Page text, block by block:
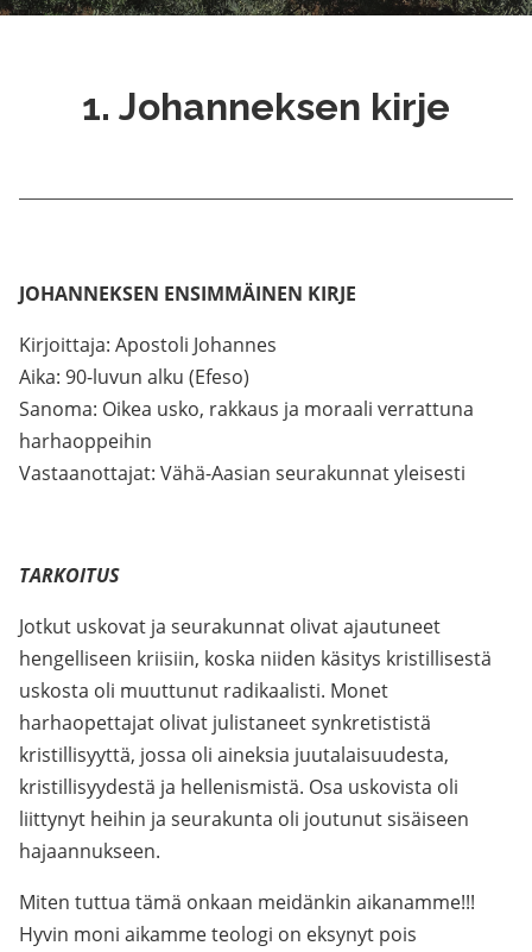
1. Johanneksen kirje
JOHANNEKSEN ENSIMMÄINEN KIRJE
Kirjoittaja: Apostoli Johannes
Aika: 90-luvun alku (Efeso)
Sanoma: Oikea usko, rakkaus ja moraali verrattuna
harhaoppeihin
Vastaanottajat: Vähä-Aasian seurakunnat yleisesti
TARKOITUS
Jotkut uskovat ja seurakunnat olivat ajautuneet
hengelliseen kriisiin, koska niiden käsitys kristillisestä
uskosta oli muuttunut radikaalisti. Monet
harhaopettajat olivat julistaneet synkretististä
kristillisyyttä, jossa oli aineksia juutalaisuudesta,
kristillisyydestä ja hellenismistä. Osa uskovista oli
liittynyt heihin ja seurakunta oli joutunut sisäiseen
hajaannukseen.
Miten tuttua tämä onkaan meidänkin aikanamme!!!
Hyvin moni aikamme teologi on eksynyt pois